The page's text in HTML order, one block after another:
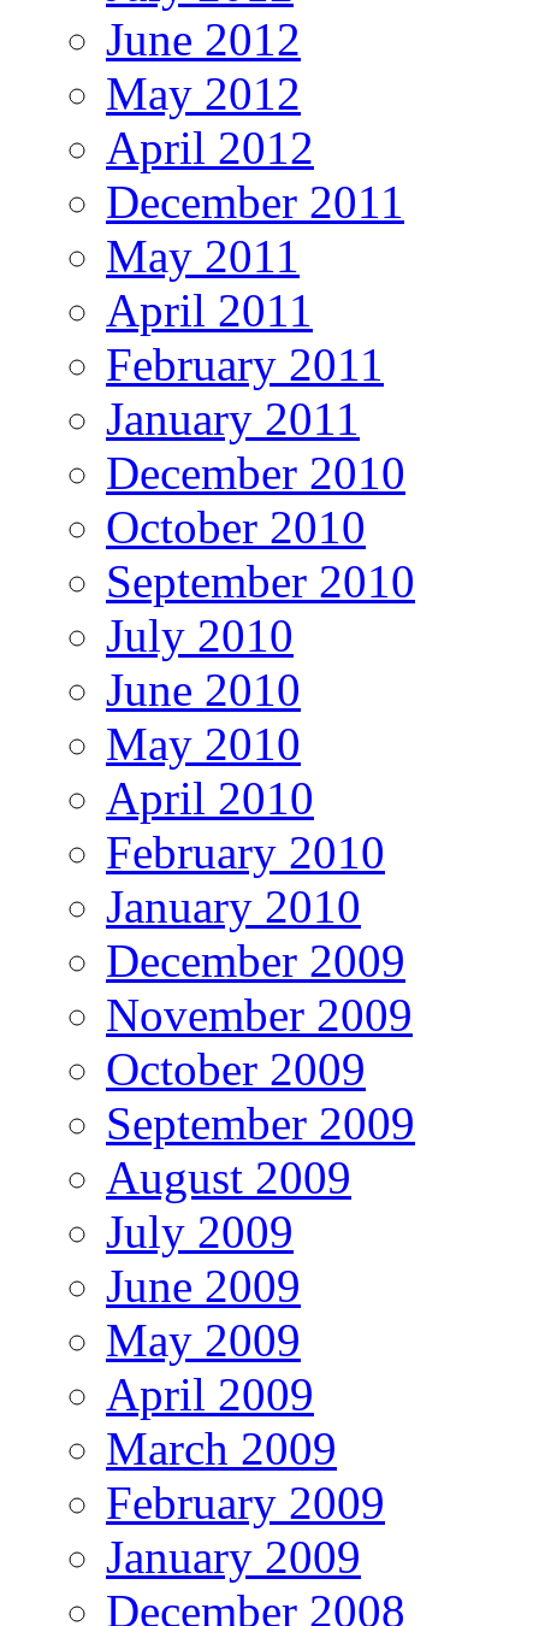
June 2012
May 2012
April 2012
December 2011
May 2011
April 2011
February 2011
January 2011
December 2010
October 2010
September 2010
July 2010
June 2010
May 2010
April 2010
February 2010
January 2010
December 2009
November 2009
October 2009
September 2009
August 2009
July 2009
June 2009
May 2009
April 2009
March 2009
February 2009
January 2009
December 2008